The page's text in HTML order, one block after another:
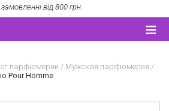
від 800 грн.
парфюмерии / Мужская парфюмерия /
Pour Homme